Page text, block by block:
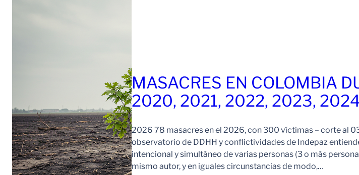
MASACRES EN COLOMBIA
2020, 2021, 2022, 2023,
2026 78 masacres en el 2026, con 300 víctimas – corte al
observatorio de DDHH y conflictividades de Indepaz
intencional y simultáneo de varias personas (3 o más
mismo autor, y en iguales circunstancias de modo,…